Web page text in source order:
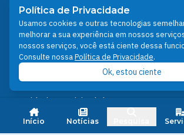
Início Notícias
Protocolos Servidor
Protocolos
Análises de Projetos
Outros Links
Licenciamento Ambiental
Ouvidoria Municipal do SUS
Nota FiscalEletrônica
Política de Privacidade
Usamos cookies e outras tecnologias
melhorar a sua experiência em nossos
nossos serviços, você está ciente dessa
Consulte nossaPolítica de Privacidade.
Ok, estou ciente